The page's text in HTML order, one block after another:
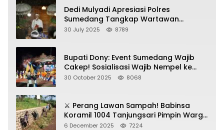
Dedi Mulyadi Apresiasi Polres
Sumedang Tangkap Wartawan
Gadungan Pemeras Kades
30 July 2025 8789
Bupati Dony: Event Sumedang Wajib
Cakep! Sosialisasi Wajib Nempel ke
Seni Budaya!
30 October 2025 8068
⚔️ Perang Lawan Sampah! Babinsa
Koramil 1004 Tanjungsari Pimpin Warga
Bersihkan Gorong-Gorong & Plastik
6 December 2025 7224